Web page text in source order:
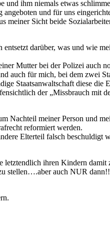
ihm niemals etwas
angeboten und für uns
meiner Sicht beide
darüber, was und wie
Mutter bei der Polizei auch
auch für mich, bei dem zwei
Staatsanwaltschaft diese die
der „Missbrauch
Nachteil meiner Person und
reformiert werden.
Elterteil falsch
letztendlich ihren Kindern damit
stellen….aber auch NUR